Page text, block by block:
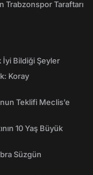
Trabzonspor Taraftarı
İyi Bildiği Şeyler
Koray
Teklifi Meclis’e
10 Yaş Büyük
Süzgün